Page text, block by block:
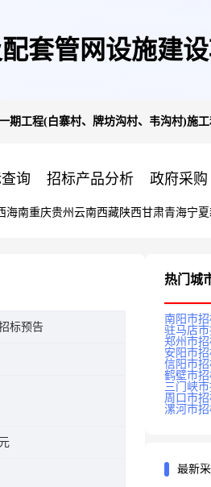
套管网设施建
期工程(白寨村、牌坊沟村、韦沟村)施
询 招标产品分析 政府采购
海南重庆贵州 云南西藏陕西甘肃青海宁夏
标预告
热门城
南阳市招
驻马店市
郑州市招
安阳市招
信阳市招
鹤壁市招
三门峡市
周口市招
漯河市招
最新